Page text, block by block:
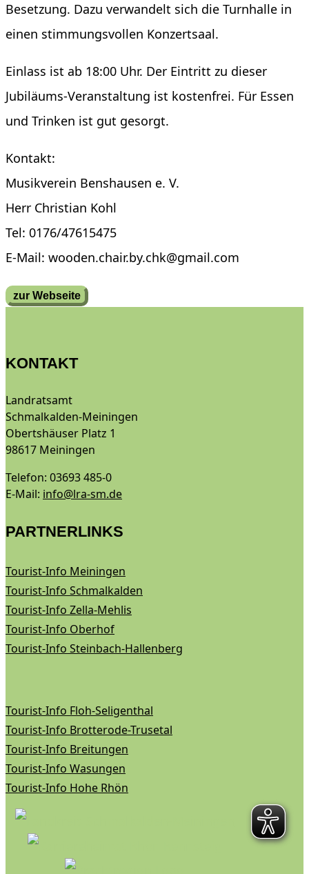
Besetzung. Dazu verwandelt sich die Turnhalle in
einen stimmungsvollen Konzertsaal.
Einlass ist ab 18:00 Uhr. Der Eintritt zu dieser
Jubiläums-Veranstaltung ist kostenfrei. Für Essen
und Trinken ist gut gesorgt.
Kontakt:
Musikverein Benshausen e. V.
Herr Christian Kohl
Tel: 0176/47615475
E-Mail: wooden.chair.by.chk@gmail.com
zur Webseite
KONTAKT
Landratsamt
Schmalkalden-Meiningen
Obertshäuser Platz 1
98617 Meiningen
Telefon: 03693 485-0
E-Mail: info@lra-sm.de
PARTNERLINKS
Tourist-Info Meiningen
Tourist-Info Schmalkalden
Tourist-Info Zella-Mehlis
Tourist-Info Oberhof
Tourist-Info Steinbach-Hallenberg
Tourist-Info Floh-Seligenthal
Tourist-Info Brotterode-Trusetal
Tourist-Info Breitungen
Tourist-Info Wasungen
Tourist-Info Hohe Rhön